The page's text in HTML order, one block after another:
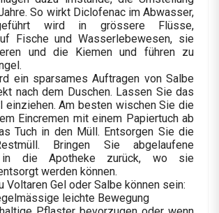
So wirkt Diclofenac im Abwasser,
wird in grössere Flüsse,
Fische und Wasserlebewesen, sie
und die Kiemen und führen zu
ein sparsames Auftragen von Salbe
nach dem Duschen. Lassen Sie das
einziehen. Am besten wischen Sie die
Eincremen mit einem Papiertuch ab
Tuch in den Müll. Entsorgen Sie die
Bringen Sie abgelaufene
in die Apotheke zurück, wo sie
werden können.
Voltaren Gel oder Salbe können sein:
leichte Bewegung